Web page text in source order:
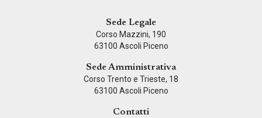
Sede Legale
Corso Mazzini, 190
63100 Ascoli Piceno
Sede Amministrativa
Corso Trento e Trieste, 18
63100 Ascoli Piceno
Contatti